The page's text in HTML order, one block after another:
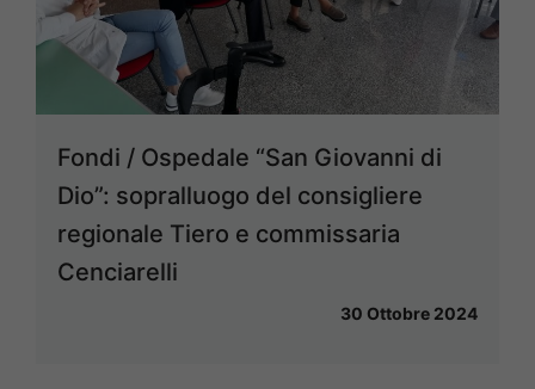
Fondi / Ospedale “San Giovanni di
Dio”: sopralluogo del consigliere
regionale Tiero e commissaria
Cenciarelli
30 Ottobre 2024